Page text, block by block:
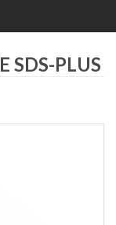
SDS-PLUS